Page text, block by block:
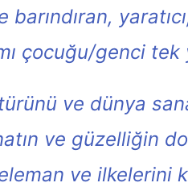
çocuğu/genci
ve dünya
ve güzelliğin
eleman ve